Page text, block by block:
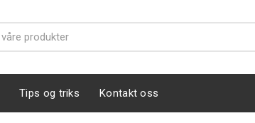
Tips og triks Kontakt oss